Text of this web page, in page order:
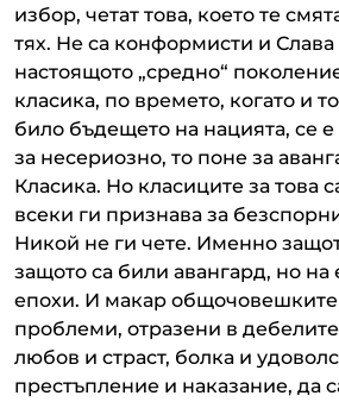
избор, четат това, което те
тях. Не са конформисти и Слава
настоящото „средно“
класика, по времето, когато и
било бъдещето на нацията, се е
за несериозно, то поне за
Класика. Но класиците за това
всеки ги признава за
Никой не ги чете. Именно
защото са били авангард, но
епохи. И макар
проблеми, отразени в
любов и страст, болка и
престъпление и наказание, да